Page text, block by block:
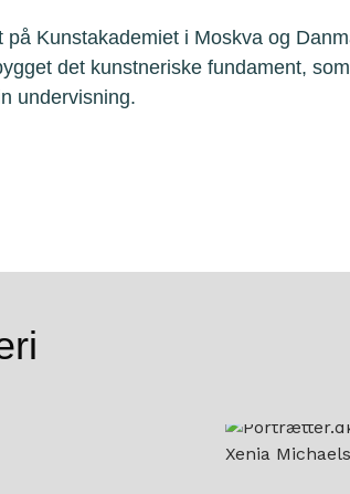
på Kunstakademiet i Moskva og
det kunstneriske fundament,
undervisning.